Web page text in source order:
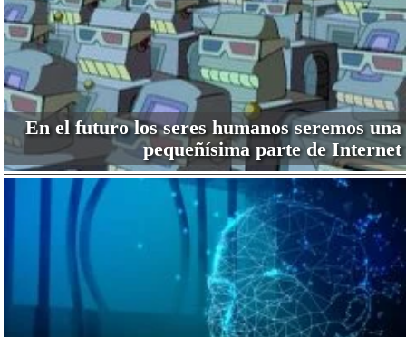
En el futuro los seres humanos seremos una
pequeñísima parte de Internet